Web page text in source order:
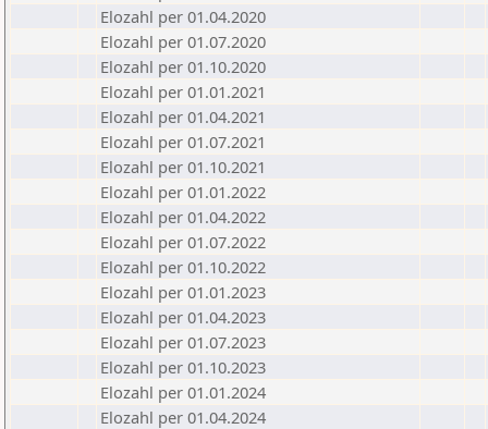
Elozahl per 01.04.2020
Elozahl per 01.07.2020
Elozahl per 01.10.2020
Elozahl per 01.01.2021
Elozahl per 01.04.2021
Elozahl per 01.07.2021
Elozahl per 01.10.2021
Elozahl per 01.01.2022
Elozahl per 01.04.2022
Elozahl per 01.07.2022
Elozahl per 01.10.2022
Elozahl per 01.01.2023
Elozahl per 01.04.2023
Elozahl per 01.07.2023
Elozahl per 01.10.2023
Elozahl per 01.01.2024
Elozahl per 01.04.2024